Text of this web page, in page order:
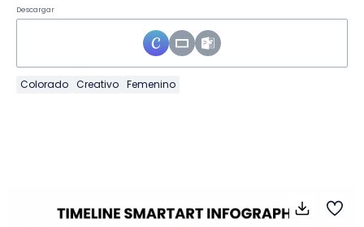
Descargar
Colorado Creativo Femenino